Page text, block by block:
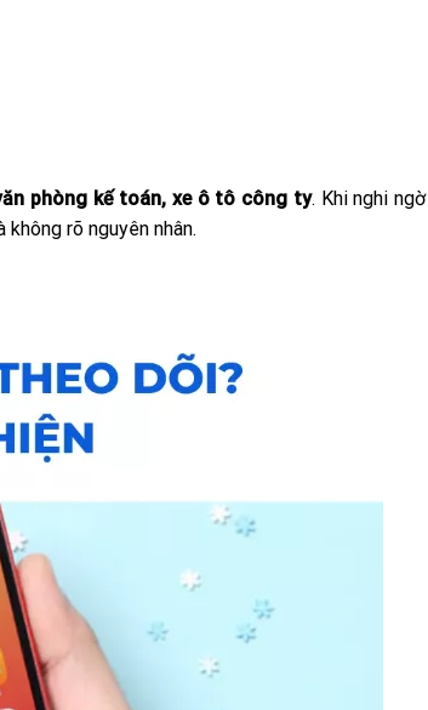
phòng kế toán, xe ô tô công ty. Khi nghi ngờ
rõ nguyên nhân.